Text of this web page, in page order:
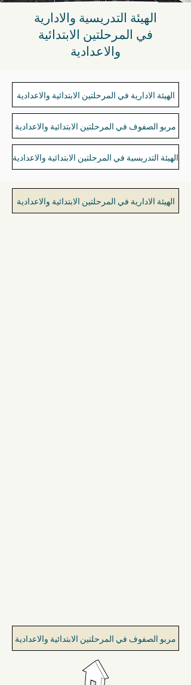
الهيئة التدريسية والادارية
في المرحلتين الابتدائية
والاعدادية
الهيئة الادارية في المرحلتين الابتدائية والاعدادية
مربو الصفوف في المرحلتين الابتدائية والاعدادية
الهيئة التدريسية في المرحلتين الابتدائية والاعدادية
الهيئة الادارية في المرحلتين الابتدائية والاعدادية
مربو الصفوف في المرحلتين الابتدائية والاعدادية